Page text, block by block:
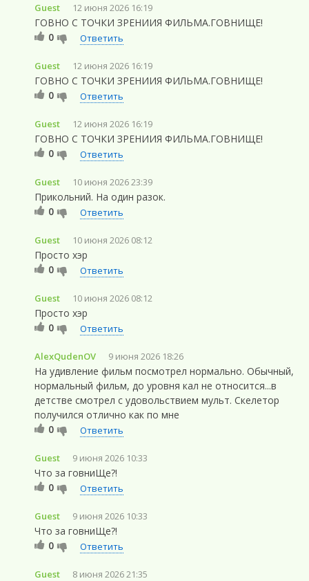
Guest 12 июня 2026 16:19
ГОВНО С ТОЧКИ ЗРЕНИИЯ ФИЛЬМА.ГОВНИЩЕ!
0
Ответить
Guest 12 июня 2026 16:19
ГОВНО С ТОЧКИ ЗРЕНИИЯ ФИЛЬМА.ГОВНИЩЕ!
0
Ответить
Guest 12 июня 2026 16:19
ГОВНО С ТОЧКИ ЗРЕНИИЯ ФИЛЬМА.ГОВНИЩЕ!
0
Ответить
Guest 10 июня 2026 23:39
Прикольний. На один разок.
0
Ответить
Guest 10 июня 2026 08:12
Просто хэр
0
Ответить
Guest 10 июня 2026 08:12
Просто хэр
0
Ответить
AlexQudenOV 9 июня 2026 18:26
На удивление фильм посмотрел нормально. Обычный,
нормальный фильм, до уровня кал не относится...в
детстве смотрел с удовольствием мульт. Скелетор
получился отлично как по мне
0
Ответить
Guest 9 июня 2026 10:33
Что за говниЩе?!
0
Ответить
Guest 9 июня 2026 10:33
Что за говниЩе?!
0
Ответить
Guest 8 июня 2026 21:35